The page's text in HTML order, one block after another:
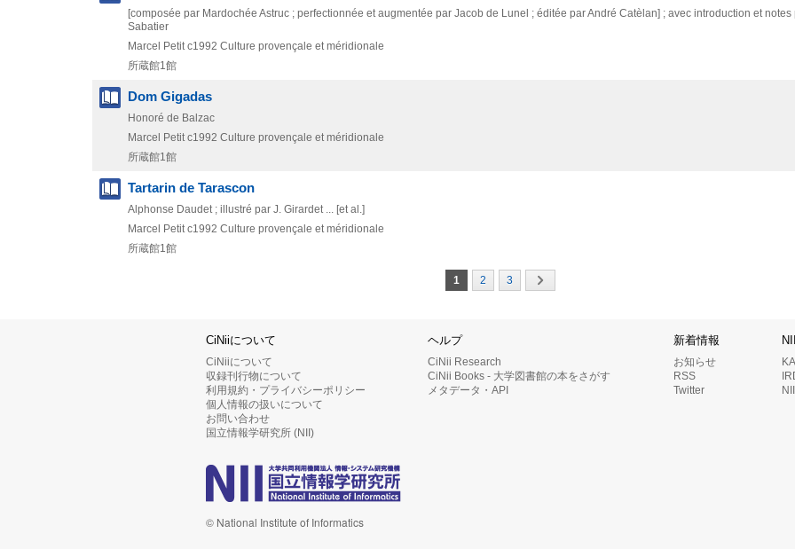
[composée par Mardochée Astruc ; perfectionnée et augmentée par Jacob de Lunel ; éditée par André Catèlan] ; avec introduction et notes
Sabatier
Marcel Petit c1992 Culture provençale et méridionale
所蔵館1館
Dom Gigadas
Honoré de Balzac
Marcel Petit c1992 Culture provençale et méridionale
所蔵館1館
Tartarin de Tarascon
Alphonse Daudet ; illustré par J. Girardet ... [et al.]
Marcel Petit c1992 Culture provençale et méridionale
所蔵館1館
1 2 3
CiNiiについて
CiNiiについて
収録刊行物について
利用規約・プライバシーポリシー
個人情報の扱いについて
お問い合わせ
国立情報学研究所 (NII)
ヘルプ
CiNii Research
CiNii Books - 大学図書館の本をさがす
メタデータ・API
新着情報
お知らせ
RSS
Twitter
© National Institute of Informatics